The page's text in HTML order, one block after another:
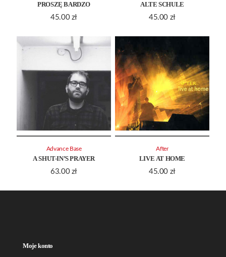
PROSZĘ BARDZO
45.00 zł
ALTE SCHULE
45.00 zł
A SHUT-IN’S PRAYER
63.00 zł
Advance Base
LIVE AT HOME
45.00 zł
After
Moje konto